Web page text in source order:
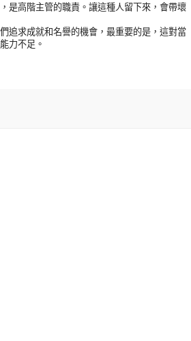
是高階主管的職責。讓這種人留下來，會帶壞
追求成就和名譽的機會，最重要的是，這對當
力不足。